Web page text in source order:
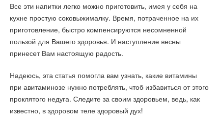
Все эти напитки легко можно приготовить, имея у себя на
кухне простую соковыжималку. Время, потраченное на их
приготовление, быстро компенсируются несомненной
пользой для Вашего здоровья. И наступление весны
принесет Вам настоящую радость.
Надеюсь, эта статья помогла вам узнать, какие витамины
при авитаминозе нужно потреблять, чтоб избавиться от этого
проклятого недуга. Следите за своим здоровьем, ведь, как
известно, в здоровом теле здоровый дух!